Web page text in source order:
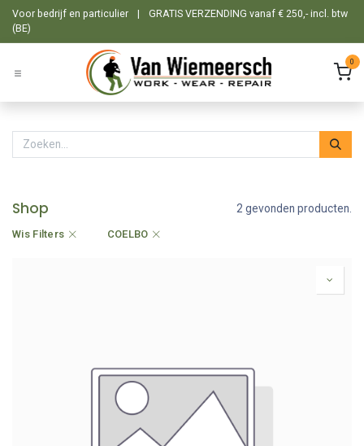
Overslaan naar inhoud
Voor bedrijf en particulier |
GRATIS VERZENDING vanaf € 250,- incl. btw
(BE)
0
Shop 2 gevonden producten.
Wis Filters COELBO